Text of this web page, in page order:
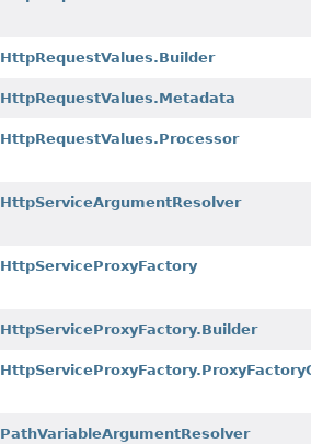
HttpRequestValues.Builder
HttpRequestValues.Metadata
HttpRequestValues.Processor
HttpServiceArgumentResolver
HttpServiceProxyFactory
HttpServiceProxyFactory.Builder
PathVariableArgumentResolver